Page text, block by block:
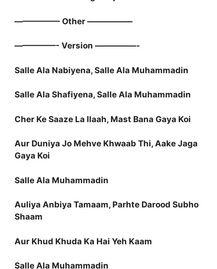
—————– Other —————–
—————- Version —————-
Salle Ala Nabiyena, Salle Ala Muhammadin
Salle Ala Shafiyena, Salle Ala Muhammadin
Cher Ke Saaze La Ilaah, Mast Bana Gaya Koi
Aur Duniya Jo Mehve Khwaab Thi, Aake Jaga
Gaya Koi
Salle Ala Muhammadin
Auliya Anbiya Tamaam, Parhte Darood Subho
Shaam
Aur Khud Khuda Ka Hai Yeh Kaam
Salle Ala Muhammadin